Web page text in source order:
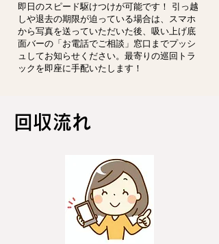
即日のスピード駆けつけが可能です！ 引っ越
しや退去の期限が迫っている場合は、スマホ
から写真を送っていただいた後、吸い上げ底
面バーの「お電話でご相談」窓口までプッシ
ュしてお知らせください。最寄りの巡回トラ
ックを即座に手配いたします！
回収流れ